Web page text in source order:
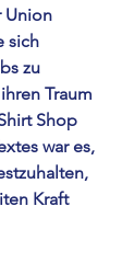
Union
sich
zu
Traum
Shop
war es,
Kraft